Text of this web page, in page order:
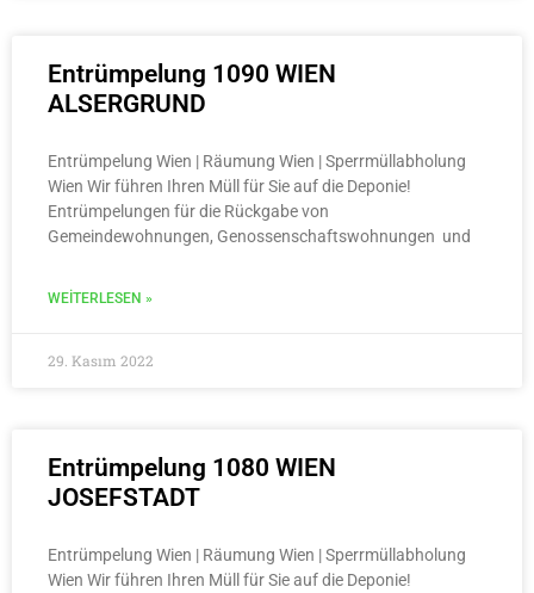
Entrümpelung 1090 WIEN
ALSERGRUND
Entrümpelung Wien | Räumung Wien | Sperrmüllabholung
Wien Wir führen Ihren Müll für Sie auf die Deponie!
Entrümpelungen für die Rückgabe von
Gemeindewohnungen, Genossenschaftswohnungen und
WEITERLESEN »
29. Kasım 2022
Entrümpelung 1080 WIEN
JOSEFSTADT
Entrümpelung Wien | Räumung Wien | Sperrmüllabholung
Wien Wir führen Ihren Müll für Sie auf die Deponie!